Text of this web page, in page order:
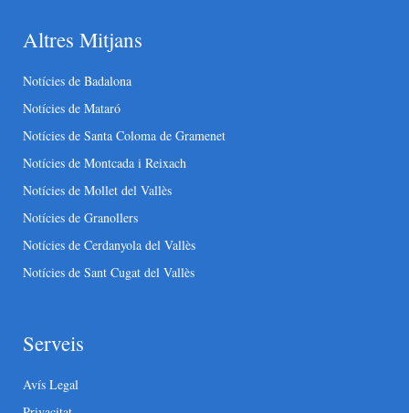
Altres Mitjans
Notícies de Badalona
Notícies de Mataró
Notícies de Santa Coloma de Gramenet
Notícies de Montcada i Reixach
Notícies de Mollet del Vallès
Notícies de Granollers
Notícies de Cerdanyola del Vallès
Notícies de Sant Cugat del Vallès
Serveis
Avís Legal